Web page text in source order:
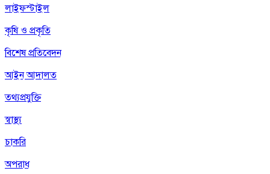
লাইফস্টাইল
কৃষি ও প্রকৃতি
বিশেষ প্রতিবেদন
আইন আদালত
তথ্যপ্রযুক্তি
স্বাস্থ্য
চাকরি
অপরাধ